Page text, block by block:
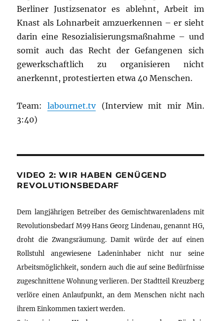
Berliner Justizsenator es ablehnt, Arbeit im
Knast als Lohnarbeit amzuerkennen – er sieht
darin eine Resozialisierungsmaßnahme – und
somit auch das Recht der Gefangenen sich
gewerkschaftlich zu organisieren nicht
anerkennt, protestierten etwa 40 Menschen.
Team:labournet.tv(Interview mit mir Min.
3:40)
VIDEO 2: WIR HABEN GENÜGEND
REVOLUTIONSBEDARF
Dem langjährigen Betreiber des Gemischtwarenladens mit
Revolutionsbedarf M99 Hans Georg Lindenau, genannt HG,
droht die Zwangsräumung. Damit würde der auf einen
Rollstuhl angewiesene Ladeninhaber nicht nur seine
Arbeitsmöglichkeit, sondern auch die auf seine Bedürfnisse
zugeschnittene Wohnung verlieren. Der Stadtteil Kreuzberg
verlöre einen Anlaufpunkt, an dem Menschen nicht nach
ihrem Einkommen taxiert werden.